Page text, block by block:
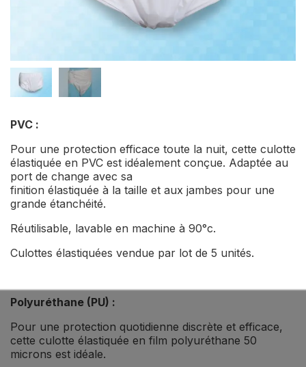
PVC :
Pour une protection efficace toute la nuit, cette culotte
élastiquée en PVC est idéalement conçue. Adaptée au
port de change avec sa
finition élastiquée à la taille et aux jambes pour une
grande étanchéité.
Réutilisable, lavable en machine à 90°c.
Culottes élastiquées vendue par lot de 5 unités.
Polyuréthane (PU) :
Pour une protection quotidienne discrète et efficace,
cette culotte élastiquée en film polyuréthane 50
microns est idéale.